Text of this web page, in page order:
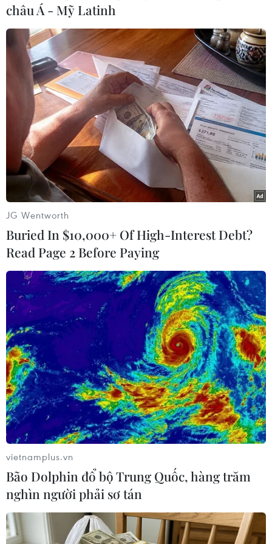
#Công nghệ sinh học #Thiệt mạng
#Nổ lớn
#Hà Nam
Theo dõi VietnamPlus
TIN LIÊN QUAN
Nổ nhà máy hóa chất ở Trung Quốc:
Thương vong tiếp tục tăng mạnh
châu Á - Mỹ Latinh
JG Wentworth
Buried In $10,000+ Of High-Interest Debt?
Read Page 2 Before Paying
vietnamplus.vn
Bão Dolphin đổ bộ Trung Quốc, hàng trăm
nghìn người phải sơ tán